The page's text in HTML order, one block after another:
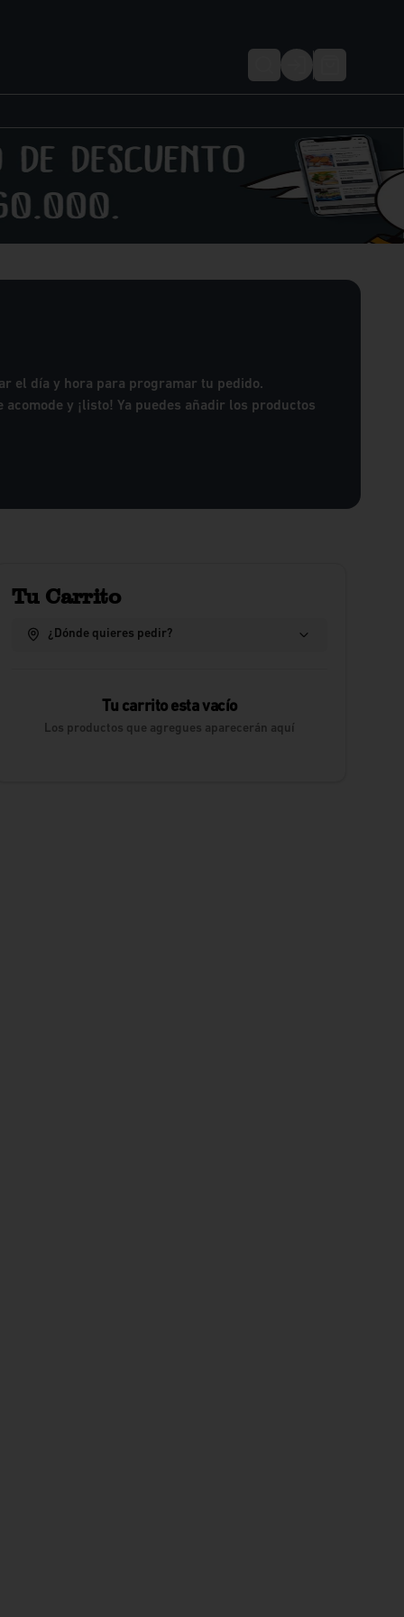
Login
el día y hora para programar tu pedido.
acomode y ¡listo! Ya puedes añadir los productos
Tu Carrito
¿Dónde quieres pedir?
Tu carrito esta vacío
Los productos que agregues aparecerán aquí